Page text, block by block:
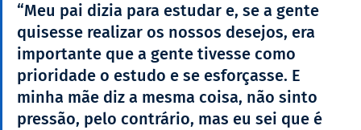
“Meu pai dizia para estudar e, se a gente
quisesse realizar os nossos desejos, era
importante que a gente tivesse como
prioridade o estudo e se esforçasse. E
minha mãe diz a mesma coisa, não sinto
pressão, pelo contrário, mas eu sei que é